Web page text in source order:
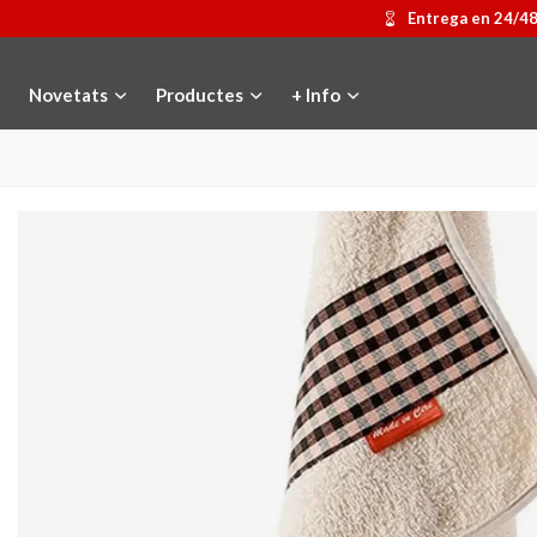
Entrega en 24/
Novetats Productes + Info
Triar opció
Motxilla Stivibags